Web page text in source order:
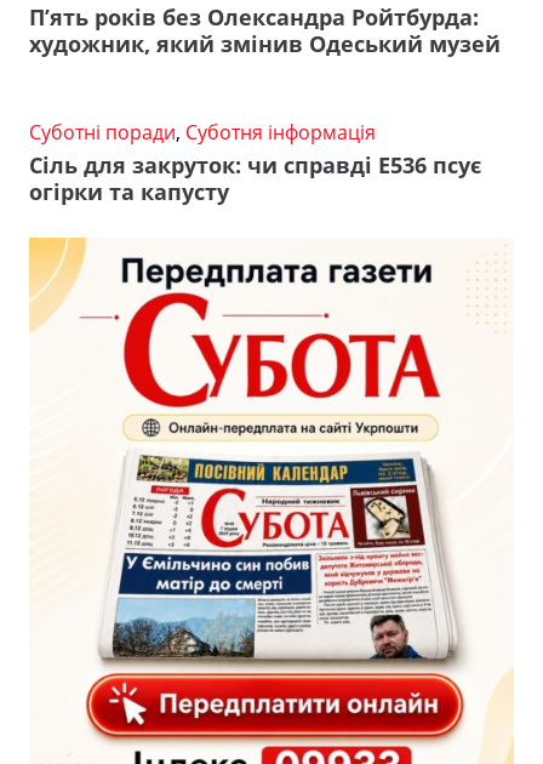
П’ять років без Олександра Ройтбурда:
художник, який змінив Одеський музей
Суботні поради, Суботня інформація
Сіль для закруток: чи справді Е536 псує
огірки та капусту